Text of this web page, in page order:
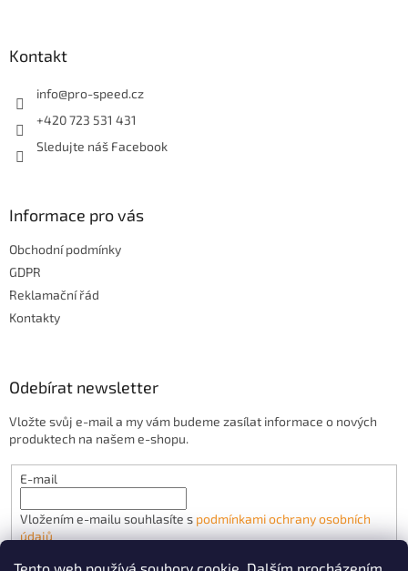
Kontakt
info@pro-speed.cz
+420 723 531 431
Sledujte náš Facebook
Informace pro vás
Obchodní podmínky
GDPR
Reklamační řád
Kontakty
Odebírat newsletter
Vložte svůj e-mail a my vám budeme zasílat informace o nových
produktech na našem e-shopu.
E-mail
Vložením e-mailu souhlasíte s podmínkami ochrany osobních
údajů